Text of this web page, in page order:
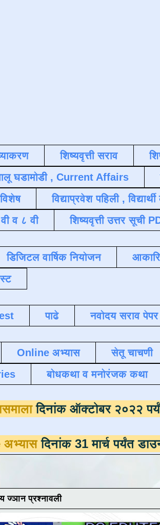
शिष्यवृत्ती सराव
घडामोडी , Current Affairs
विद्याप्रवेश पहिली ,
व ८ वी
शिष्यवृत्ती उत्तर सूची
डिजिटल वार्षिक नियोजन
पाढे नवोदय सराव पेपर
Online अभ्यास सेतू चाचणी
बोधकथा व मनोरंजक कथा
अभ्यासमालादिनांक
31 मार्च पर्यंत
ज्ञान प्रश्नावली